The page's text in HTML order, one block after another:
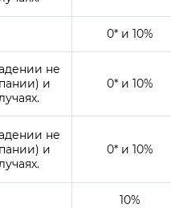
0* и 10%
не
и
0* и 10%
не
и
0* и 10%
10%